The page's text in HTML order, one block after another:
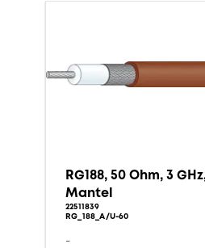
RG188, 50 Ohm, 3
Mantel
22511839
RG_188_A/U-60
-